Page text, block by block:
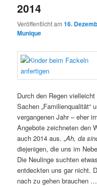
2014
Veröffentlicht am16.
Munique
Durch den Regen
Sachen „Familienqualität“
vergangenen Jahr – eher
Angebote zeichneten den
auch 2014 aus.„Ah, da
diejenigen, die uns im
Die Neulinge suchten
entdeckten uns gar nicht.
nach zu gehen brauchen …